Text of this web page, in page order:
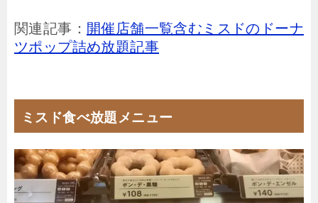
関連記事： 開催店舗一覧含むミスドのドーナ
ツポップ詰め放題記事
ミスド食べ放題メニュー